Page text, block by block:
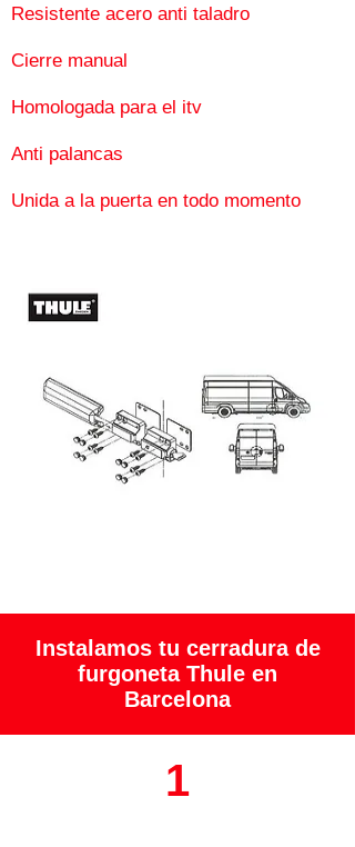
Resistente acero anti taladro
Cierre manual
Homologada para el itv
Anti palancas
Unida a la puerta en todo momento
Instalamos tu cerradura de
furgoneta Thule en
Barcelona
1